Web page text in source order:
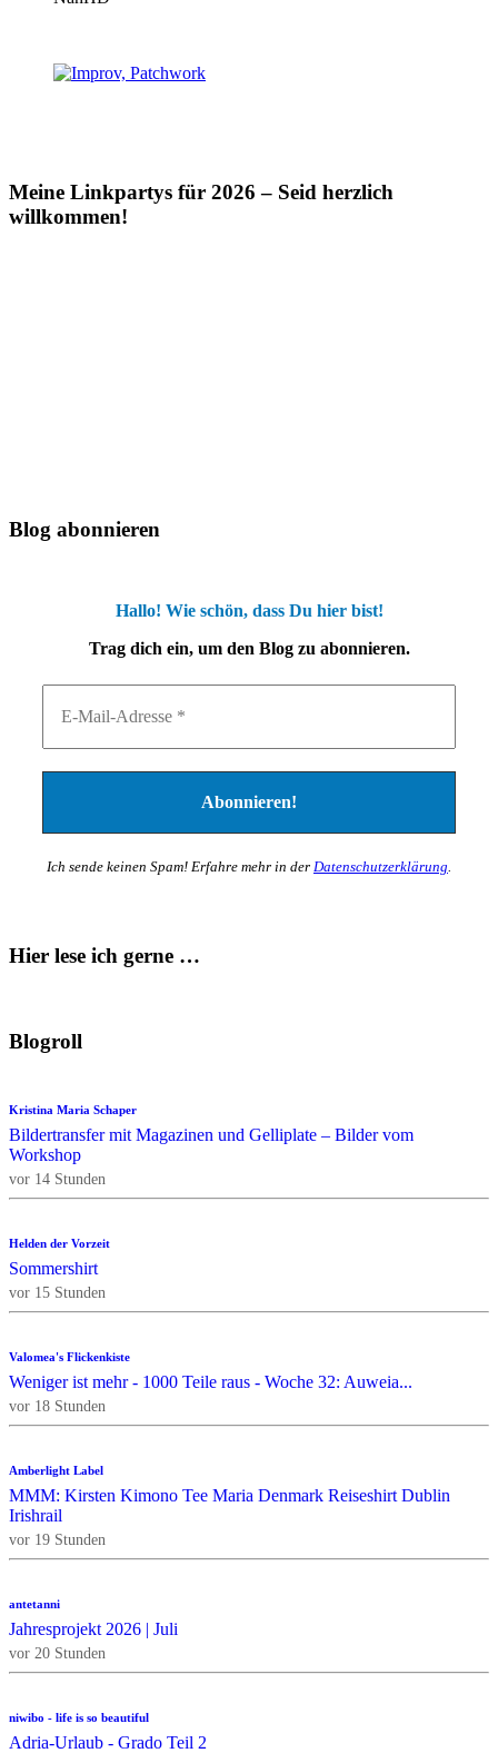
Meine Linkpartys für 2026 – Seid herzlich
willkommen!
Blog abonnieren
Hallo! Wie schön, dass Du hier bist!
Trag dich ein, um den Blog zu abonnieren.
Ich sende keinen Spam! Erfahre mehr in der Datenschutzerklärung
Hier lese ich gerne …
Blogroll
Kristina Maria Schaper
Bildertransfer mit Magazinen und Gelliplate – Bilder vom
Workshop
vor 14 Stunden
Helden der Vorzeit
Sommershirt
vor 15 Stunden
Valomea's Flickenkiste
Weniger ist mehr - 1000 Teile raus - Woche 32: Auweia...
vor 18 Stunden
Amberlight Label
MMM: Kirsten Kimono Tee Maria Denmark Reiseshirt Dublin
Irishrail
vor 19 Stunden
antetanni
Jahresprojekt 2026 | Juli
vor 20 Stunden
niwibo - life is so beautiful
Adria-Urlaub - Grado Teil 2